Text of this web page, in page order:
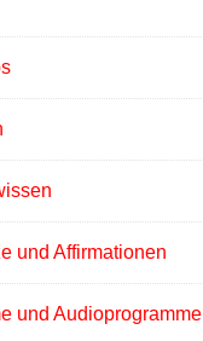
und Affirmationen
und Audioprogramme